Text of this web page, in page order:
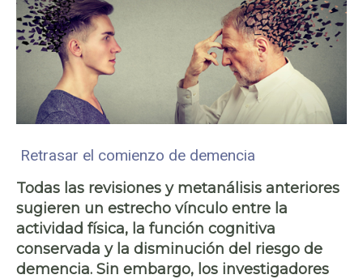
Retrasar el comienzo de demencia
Todas las revisiones y metanálisis anteriores
sugieren un estrecho vínculo entre la
actividad física, la función cognitiva
conservada y la disminución del riesgo de
demencia. Sin embargo, los investigadores